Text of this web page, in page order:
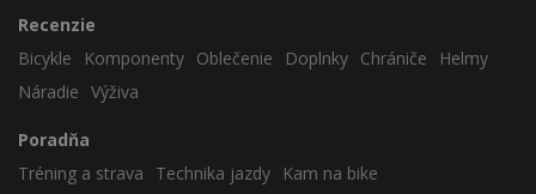
Recenzie
Bicykle
Komponenty Oblečenie Doplnky Chrániče
Helmy
Náradie Výživa
Poradňa
Tréning a strava
Technika jazdy
Kam na bike